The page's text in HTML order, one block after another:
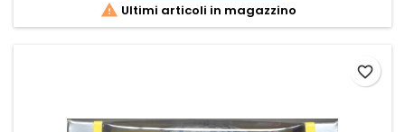
 Ultimi articoli in magazzino
favorite_border